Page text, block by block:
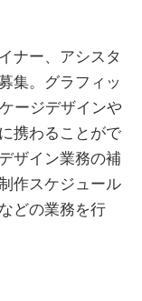
ナー、アシスタ
集。グラフィッ
ージデザインや
携わることがで
ザイン業務の補
作スケジュール
どの業務を行